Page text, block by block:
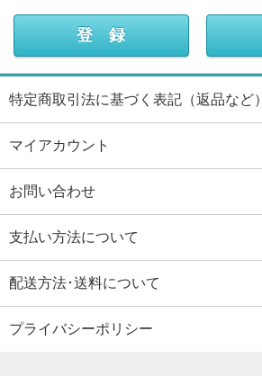
特定商取引法に基づく表記（返品など）
マイアカウント
お問い合わせ
支払い方法について
配送方法･送料について
プライバシーポリシー